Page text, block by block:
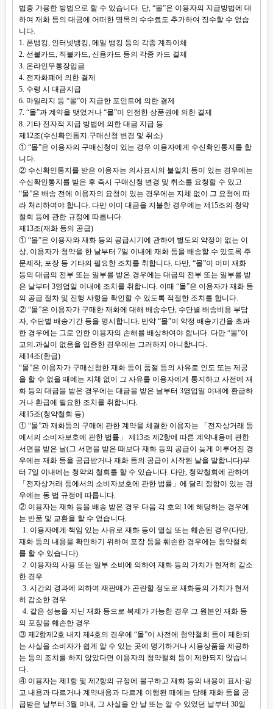
법중 가용한 방법으로 할 수 있습니다. 단, “몰”은 이용자의 지급방법에 대
하여 재화 등의 대금에 어떠한 명목의 수수료도 추가하여 징수할 수 없습
니다.
1. 폰뱅킹, 인터넷뱅킹, 메일 뱅킹 등의 각종 계좌이체
2. 선불카드, 직불카드, 신용카드 등의 각종 카드 결제
3. 온라인무통장입금
4. 전자화폐에 의한 결제
5. 수령 시 대금지급
6. 마일리지 등 “몰”이 지급한 포인트에 의한 결제
7. “몰”과 계약을 맺었거나 “몰”이 인정한 상품권에 의한 결제
8. 기타 전자적 지급 방법에 의한 대금 지급 등
제12조(수신확인통지.구매신청 변경 및 취소)
① “몰”은 이용자의 구매신청이 있는 경우 이용자에게 수신확인통지를 합
니다.
② 수신확인통지를 받은 이용자는 의사표시의 불일치 등이 있는 경우에는
수신확인통지를 받은 후 즉시 구매신청 변경 및 취소를 요청할 수 있고
“몰”은 배송 전에 이용자의 요청이 있는 경우에는 지체 없이 그 요청에 따
라 처리하여야 합니다. 다만 이미 대금을 지불한 경우에는 제15조의 청약
철회 등에 관한 규정에 따릅니다.
제13조(재화 등의 공급)
① “몰”은 이용자와 재화 등의 공급시기에 관하여 별도의 약정이 없는 이
상, 이용자가 청약을 한 날부터 7일 이내에 재화 등을 배송할 수 있도록 주
문제작, 포장 등 기타의 필요한 조치를 취합니다. 다만, “몰”이 이미 재화
등의 대금의 전부 또는 일부를 받은 경우에는 대금의 전부 또는 일부를 받
은 날부터 3영업일 이내에 조치를 취합니다. 이때 “몰”은 이용자가 재화 등
의 공급 절차 및 진행 사항을 확인할 수 있도록 적절한 조치를 합니다.
② “몰”은 이용자가 구매한 재화에 대해 배송수단, 수단별 배송비용 부담
자, 수단별 배송기간 등을 명시합니다. 만약 “몰”이 약정 배송기간을 초과
한 경우에는 그로 인한 이용자의 손해를 배상하여야 합니다. 다만 “몰”이
고의.과실이 없음을 입증한 경우에는 그러하지 아니합니다.
제14조(환급)
“몰”은 이용자가 구매신청한 재화 등이 품절 등의 사유로 인도 또는 제공
을 할 수 없을 때에는 지체 없이 그 사유를 이용자에게 통지하고 사전에 재
화 등의 대금을 받은 경우에는 대금을 받은 날부터 3영업일 이내에 환급하
거나 환급에 필요한 조치를 취합니다.
제15조(청약철회 등)
① “몰”과 재화등의 구매에 관한 계약을 체결한 이용자는 「전자상거래 등
에서의 소비자보호에 관한 법률」 제13조 제2항에 따른 계약내용에 관한
서면을 받은 날(그 서면을 받은 때보다 재화 등의 공급이 늦게 이루어진 경
우에는 재화 등을 공급받거나 재화 등의 공급이 시작된 날을 말합니다)부
터 7일 이내에는 청약의 철회를 할 수 있습니다. 다만, 청약철회에 관하여
「전자상거래 등에서의 소비자보호에 관한 법률」에 달리 정함이 있는 경
우에는 동 법 규정에 따릅니다.
② 이용자는 재화 등을 배송 받은 경우 다음 각 호의 1에 해당하는 경우에
는 반품 및 교환을 할 수 없습니다.
1. 이용자에게 책임 있는 사유로 재화 등이 멸실 또는 훼손된 경우(다만,
재화 등의 내용을 확인하기 위하여 포장 등을 훼손한 경우에는 청약철회
를 할 수 있습니다)
2. 이용자의 사용 또는 일부 소비에 의하여 재화 등의 가치가 현저히 감소
한 경우
3. 시간의 경과에 의하여 재판매가 곤란할 정도로 재화등의 가치가 현저
히 감소한 경우
4. 같은 성능을 지닌 재화 등으로 복제가 가능한 경우 그 원본인 재화 등
의 포장을 훼손한 경우
③ 제2항제2호 내지 제4호의 경우에 “몰”이 사전에 청약철회 등이 제한되
는 사실을 소비자가 쉽게 알 수 있는 곳에 명기하거나 시용상품을 제공하
는 등의 조치를 하지 않았다면 이용자의 청약철회 등이 제한되지 않습니
다.
④ 이용자는 제1항 및 제2항의 규정에 불구하고 재화 등의 내용이 표시·광
고 내용과 다르거나 계약내용과 다르게 이행된 때에는 당해 재화 등을 공
급받은 날부터 3월 이내, 그 사실을 안 날 또는 알 수 있었던 날부터 30일